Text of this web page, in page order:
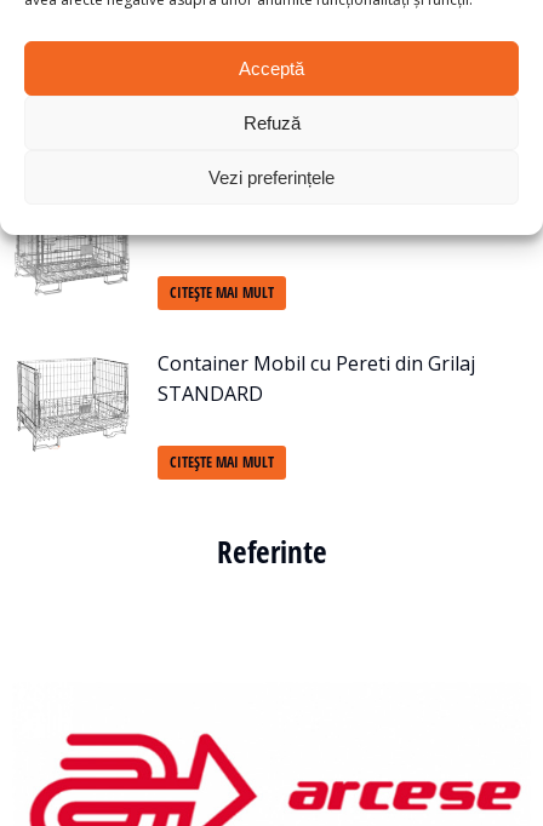
Acceptă
Refuză
Vezi preferințele
CITEȘTE MAI MULT
Container Mobil cu Pereti din Grilaj
CITEȘTE MAI MULT
Container Mobil cu Pereti din Grilaj
STANDARD
CITEȘTE MAI MULT
Referinte